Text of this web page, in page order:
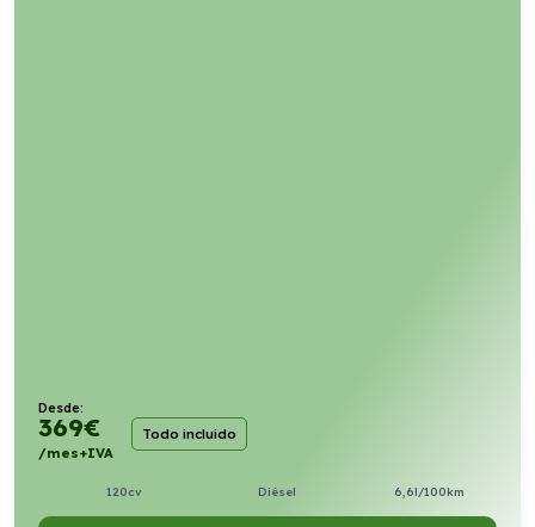
Desde:
369€
/mes+IVA
Todo incluido
120cv Diésel 6,6l/100km